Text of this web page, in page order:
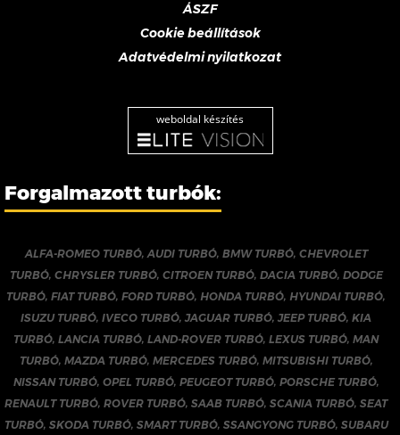
ÁSZF
Cookie beállítások
Adatvédelmi nyilatkozat
weboldal készítés
Forgalmazott turbók:
ALFA-ROMEO TURBÓ,AUDI TURBÓ, BMW TURBÓ, CHEVROLET
TURBÓ, CHRYSLER TURBÓ, CITROEN TURBÓ, DACIA TURBÓ, DODGE
TURBÓ,FIAT TURBÓ,FORD TURBÓ, HONDA TURBÓ, HYUNDAI TURBÓ,
ISUZU TURBÓ,IVECO TURBÓ,JAGUAR TURBÓ,JEEP TURBÓ,KIA
TURBÓ,LANCIA TURBÓ,LAND-ROVER TURBÓ,LEXUS TURBÓ,MAN
TURBÓ, MAZDA TURBÓ, MERCEDES TURBÓ, MITSUBISHI TURBÓ,
NISSAN TURBÓ, OPEL TURBÓ, PEUGEOT TURBÓ, PORSCHE TURBÓ,
RENAULT TURBÓ,ROVER TURBÓ,SAAB TURBÓ,SCANIA TURBÓ,SEAT
TURBÓ, SKODA TURBÓ, SMART TURBÓ, SSANGYONG TURBÓ, SUBARU